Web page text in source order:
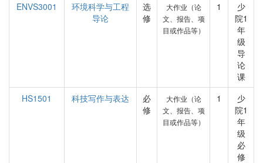
ENVS3001
环境科学与工程
导论
选
修
大作业（论
文、报告、项
目或作品等）
1
少
院1
年
级
导
论
课
HS1501
科技写作与表达
必
修
大作业（论
文、报告、项
目或作品等）
1
少
院1
年
级
必
修